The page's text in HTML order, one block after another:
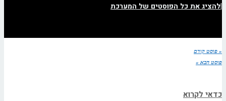
|להציג את כל הפוסטים של המערכת
« פוסט קודם
פוסט הבא »
כדאי לקרוא